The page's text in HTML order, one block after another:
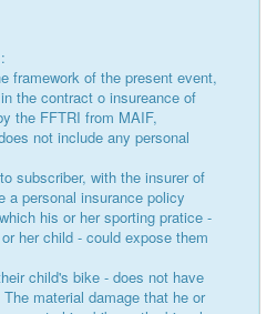
framework of the present event,
the contract o insureance of
the FFTRI from MAIF,
not include any personal
subscriber, with the insurer of
a personal insurance policy
his or her sporting pratice -
her child - could expose them
child's bike - does not have
material damage that he or